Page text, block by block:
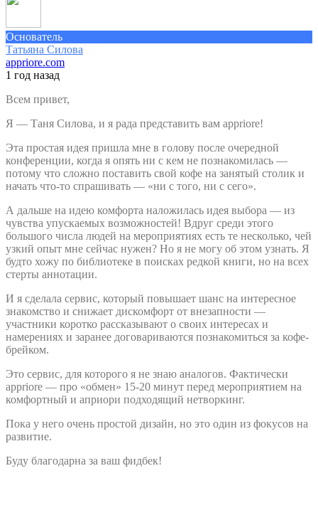
Основатель
Татьяна Силова
appriore.com
1 год назад
Всем привет,
Я — Таня Силова, и я рада представить вам appriore!
Эта простая идея пришла мне в голову после очередной
конференции, когда я опять ни с кем не познакомилась —
потому что сложно поставить свой кофе на занятый столик и
начать что-то спрашивать — «ни с того, ни с сего».
А дальше на идею комфорта наложилась идея выбора — из
чувства упускаемых возможностей! Вдруг среди этого
большого числа людей на мероприятиях есть те несколько, чей
узкий опыт мне сейчас нужен? Но я не могу об этом узнать. Я
будто хожу по библиотеке в поисках редкой книги, но на всех
стерты аннотации.
И я сделала сервис, который повышает шанс на интересное
знакомство и снижает дискомфорт от внезапности —
участники коротко рассказывают о своих интересах и
намерениях и заранее договариваются познакомиться за кофе-
брейком.
Это сервис, для которого я не знаю аналогов. Фактически
appriore — про «обмен» 15-20 минут перед мероприятием на
комфортный и априори подходящий нетворкинг.
Пока у него очень простой дизайн, но это один из фокусов на
развитие.
Буду благодарна за ваш фидбек!